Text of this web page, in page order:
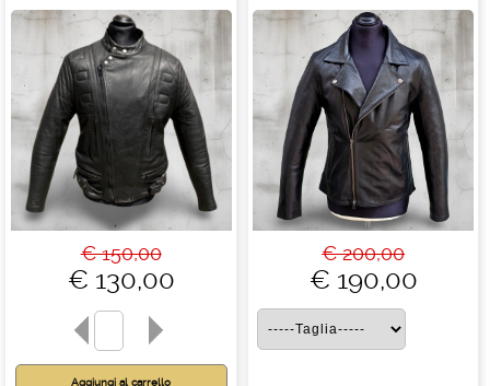
€ 150,00
€ 130,00
€ 200,00
€ 190,00